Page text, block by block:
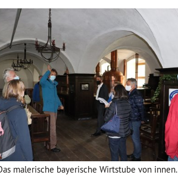
malerische bayerische Wirtstube von innen.